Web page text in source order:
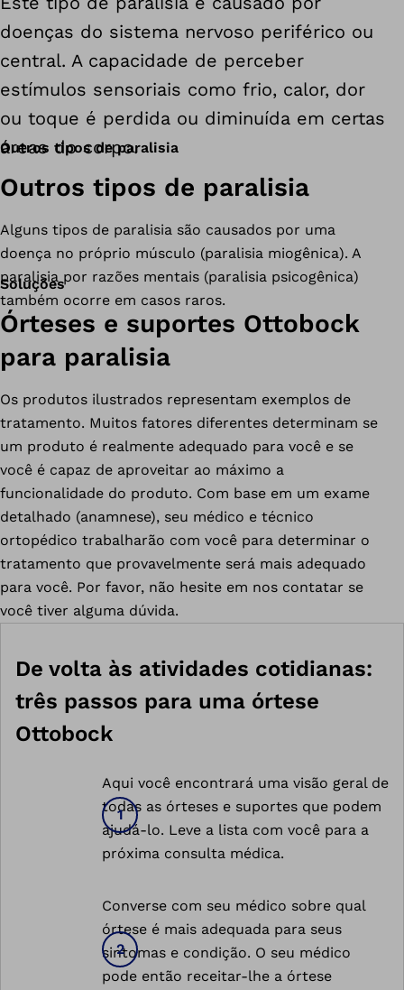
doenças do sistema nervoso periférico ou
central. A capacidade de perceber
estímulos sensoriais como frio, calor, dor
ou toque é perdida ou diminuída em certas
áreas do corpo.
Outros tipos de paralisia
Outros tipos de paralisia
Alguns tipos de paralisia são causados por uma
doença no próprio músculo (paralisia miogênica). A
paralisia por razões mentais (paralisia psicogênica)
também ocorre em casos raros.
Soluções
Órteses e suportes Ottobock
para paralisia
Os produtos ilustrados representam exemplos de
tratamento. Muitos fatores diferentes determinam se
um produto é realmente adequado para você e se
você é capaz de aproveitar ao máximo a
funcionalidade do produto. Com base em um exame
detalhado (anamnese), seu médico e técnico
ortopédico trabalharão com você para determinar o
tratamento que provavelmente será mais adequado
para você. Por favor, não hesite em nos contatar se
você tiver alguma dúvida.
De volta às atividades cotidianas:
três passos para uma órtese
Ottobock
Aqui você encontrará uma visão geral de
todas as órteses e suportes que podem
ajudá-lo. Leve a lista com você para a
próxima consulta médica.
Converse com seu médico sobre qual
órtese é mais adequada para seus
sintomas e condição. O seu médico
pode então receitar-lhe a órtese